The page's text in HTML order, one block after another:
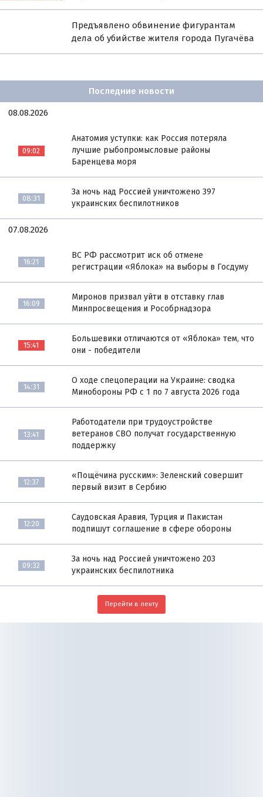
Предъявлено обвинение фигурантам
дела об убийстве жителя города Пугачёва
Последние новости
08.08.2026
09:02
Анатомия уступки: как Россия потеряла
лучшие рыбопромысловые районы
Баренцева моря
08:31
За ночь над Россией уничтожено 397
украинских беспилотников
07.08.2026
16:21
ВС РФ рассмотрит иск об отмене
регистрации «Яблока» на выборы в Госдуму
16:09
Миронов призвал уйти в отставку глав
Минпросвещения и Рособрнадзора
15:41
Большевики отличаются от «Яблока» тем, что
они - победители
14:31
О ходе спецоперации на Украине: сводка
Минобороны РФ с 1 по 7 августа 2026 года
13:41
Работодатели при трудоустройстве
ветеранов СВО получат государственную
поддержку
12:37
«Пощёчина русским»: Зеленский совершит
первый визит в Сербию
12:20
Саудовская Аравия, Турция и Пакистан
подпишут соглашение в сфере обороны
09:32
За ночь над Россией уничтожено 203
украинских беспилотника
Перейти в ленту